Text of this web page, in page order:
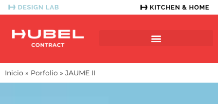
Inicio » Porfolio » JAUME II